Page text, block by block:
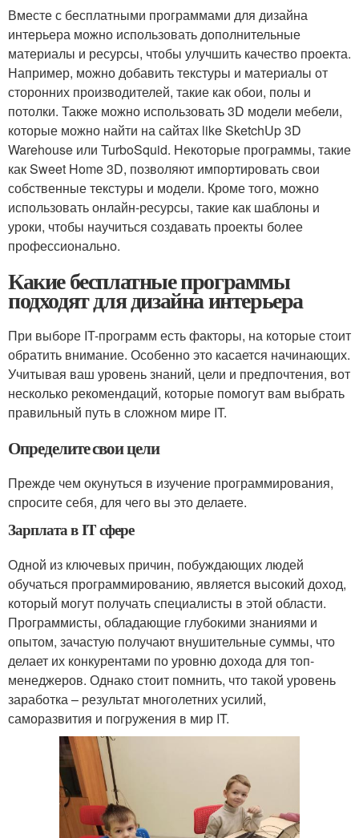
Вместе с бесплатными программами для дизайна
интерьера можно использовать дополнительные
материалы и ресурсы, чтобы улучшить качество проекта.
Например, можно добавить текстуры и материалы от
сторонних производителей, такие как обои, полы и
потолки. Также можно использовать 3D модели мебели,
которые можно найти на сайтах like SketchUp 3D
Warehouse или TurboSquid. Некоторые программы, такие
как Sweet Home 3D, позволяют импортировать свои
собственные текстуры и модели. Кроме того, можно
использовать онлайн-ресурсы, такие как шаблоны и
уроки, чтобы научиться создавать проекты более
профессионально.
Какие бесплатные программы
подходят для дизайна интерьера
При выборе IT-программ есть факторы, на которые стоит
обратить внимание. Особенно это касается начинающих.
Учитывая ваш уровень знаний, цели и предпочтения, вот
несколько рекомендаций, которые помогут вам выбрать
правильный путь в сложном мире IT.
Определите свои цели
Прежде чем окунуться в изучение программирования,
спросите себя, для чего вы это делаете.
Зарплата в IT сфере
Одной из ключевых причин, побуждающих людей
обучаться программированию, является высокий доход,
который могут получать специалисты в этой области.
Программисты, обладающие глубокими знаниями и
опытом, зачастую получают внушительные суммы, что
делает их конкурентами по уровню дохода для топ-
менеджеров. Однако стоит помнить, что такой уровень
заработка – результат многолетних усилий,
саморазвития и погружения в мир IT.